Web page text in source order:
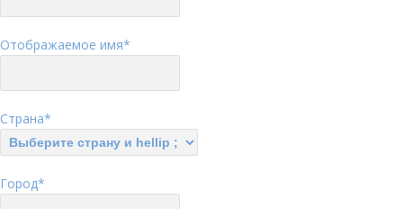
Отображаемое имя*
Страна*
Город*